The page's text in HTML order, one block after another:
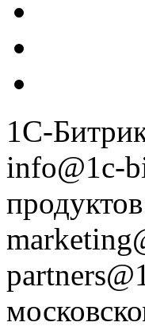
1С-
info@1c-
продуктов